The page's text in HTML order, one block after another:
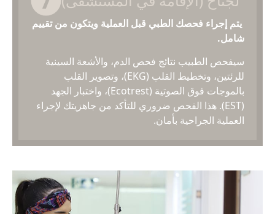
يتم إجراء فحصك الطبي قبل العملية ويتكون من تقييم
شامل.
سيفحص الطبيب نتائج فحص الدم، والأشعة السينية
للرئتين، وتخطيط القلب (EKG)، وتصوير القلب
بالموجات فوق الصوتية (Ecotrest)، واختبار الجهد
(EST). هذا الفحص ضروري للتأكد من جاهزيتك لإجراء
العملية الجراحية بأمان.